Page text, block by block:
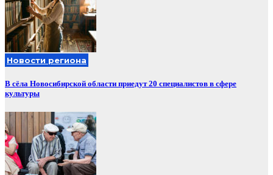
Новости региона
В сёла Новосибирской области приедут 20 специалистов в сфере
культуры